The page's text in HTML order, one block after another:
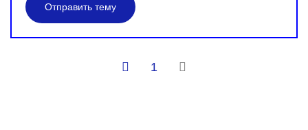
Отправить тему
1